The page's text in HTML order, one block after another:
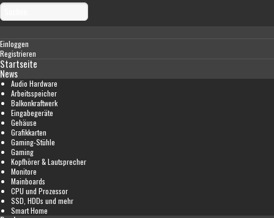
Einloggen
Registrieren
Startseite
News
Audio Hardware
Arbeitsspeicher
Balkonkraftwerk
Eingabegeräte
Gehäuse
Grafikkarten
Gaming-Stühle
Gaming
Kopfhörer & Lautsprecher
Monitore
Mainboards
CPU und Prozessor
SSD, HDDs und mehr
Smart Home